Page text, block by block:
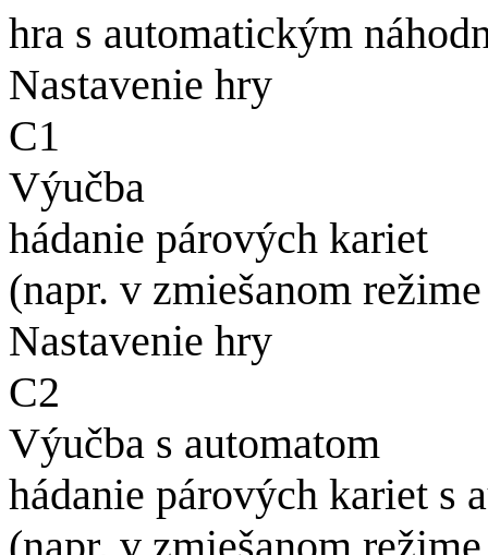
hra s automatickým
Nastavenie hry
C1
Výučba
hádanie párových kariet
(napr. v zmiešanom
Nastavenie hry
C2
Výučba s automatom
hádanie párových kariet s